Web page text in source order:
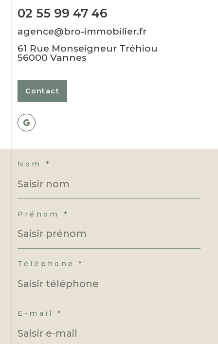
Nom *
Prénom *
Téléphone *
E-mail *
02 55 99 47 46
agence@bro-immobilier.fr
61 Rue Monseigneur Tréhiou
56000 Vannes
Contact